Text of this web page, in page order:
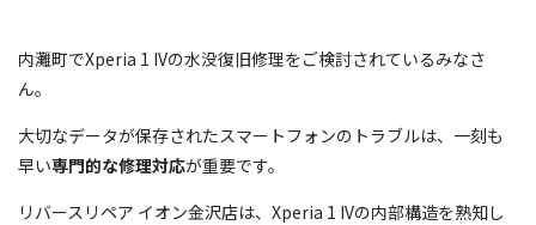
内灘町でXperia 1 IVの水没復旧修理をご検討されているみなさ
ん。
大切なデータが保存されたスマートフォンのトラブルは、一刻も
早い専門的な修理対応が重要です。
リバースリペア イオン金沢店は、Xperia 1 IVの内部構造を熟知し